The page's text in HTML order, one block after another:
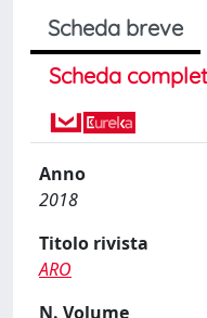
Scheda breve
Scheda
Anno
2018
Titolo rivista
ARO
N. Volume